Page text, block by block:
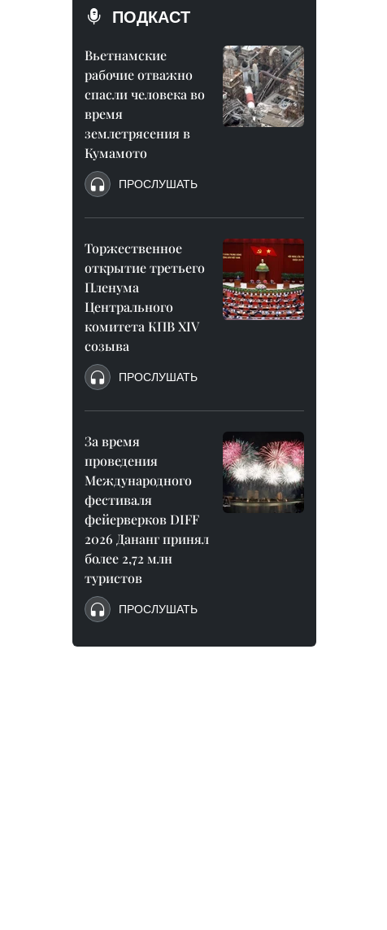
ПОДКАСТ
Вьетнамские
рабочие отважно
спасли человека во
время
землетрясения в
Кумамото
ПРОСЛУШАТЬ
Торжественное
открытие третьего
Пленума
Центрального
комитета КПВ XIV
созыва
ПРОСЛУШАТЬ
За время
проведения
Международного
фестиваля
фейерверков DIFF
2026 Дананг принял
более 2,72 млн
туристов
ПРОСЛУШАТЬ